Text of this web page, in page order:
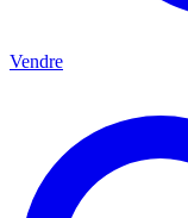
Vendre